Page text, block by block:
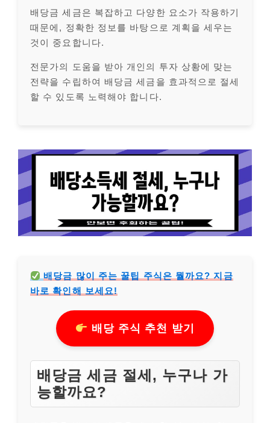
배당금 세금은 복잡하고 다양한 요소가 작용하기
때문에, 정확한 정보를 바탕으로 계획을 세우는
것이 중요합니다.
전문가의 도움을 받아 개인의 투자 상황에 맞는
전략을 수립하여 배당금 세금을 효과적으로 절세
할 수 있도록 노력해야 합니다.
배당금 많이 주는 꿀팁 주식은 뭘까요? 지금
바로 확인해 보세요!
배당 주식 추천 받기
배당금 세금 절세, 누구나 가
능할까요?